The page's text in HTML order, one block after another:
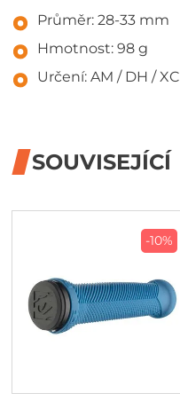
Průměr: 28-33 mm
Hmotnost: 98 g
Určení: AM / DH / XC
SOUVISEJÍCÍ
-10%